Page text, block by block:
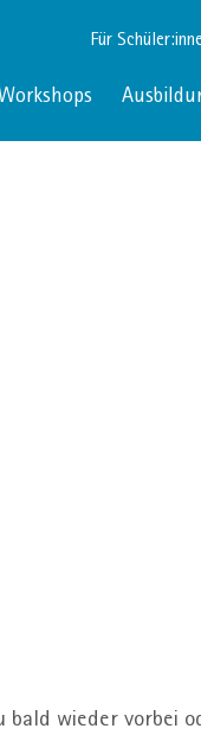
Für
Workshops
wieder vorbei